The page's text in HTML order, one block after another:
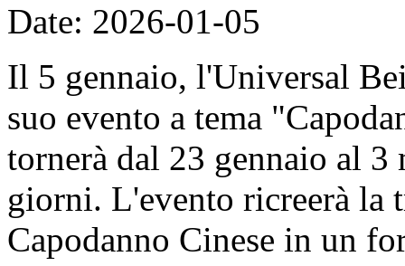
Date: 2026-01-05
Il 5 gennaio, l'Universal
suo evento a tema
tornerà dal 23 gennaio al 3
giorni. L'evento ricreerà la
Capodanno Cinese in un